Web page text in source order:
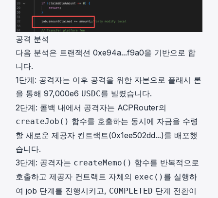
공격 분석
다음 분석은 트랜잭션 0xe94a...f9a0을 기반으로 합
니다.
1단계: 공격자는 이후 공격을 위한 자본으로 플래시 론
을 통해 97,000e6 USDC를 빌렸습니다.
2단계: 콜백 내에서 공격자는 ACPRouter의
createJob() 함수를 호출하는 동시에 자금을 수령
할 새로운 제공자 컨트랙트(0x1ee502dd...)를 배포했
습니다.
3단계: 공격자는 createMemo() 함수를 반복적으로
호출하고 제공자 컨트랙트 자체의 exec() 를 실행하
여 job 단계를 진행시키고, COMPLETED 단계 전환이